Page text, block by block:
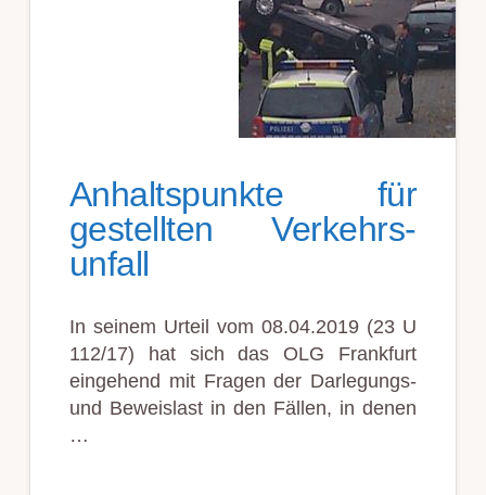
Anhalts­punkte für
gestellten Verkehrs­
unfall
In seinem Urteil vom 08.04.2019 (23 U
112/17) hat sich das OLG Frankfurt
eingehend mit Fragen der Darlegungs-
und Beweislast in den Fällen, in denen
…